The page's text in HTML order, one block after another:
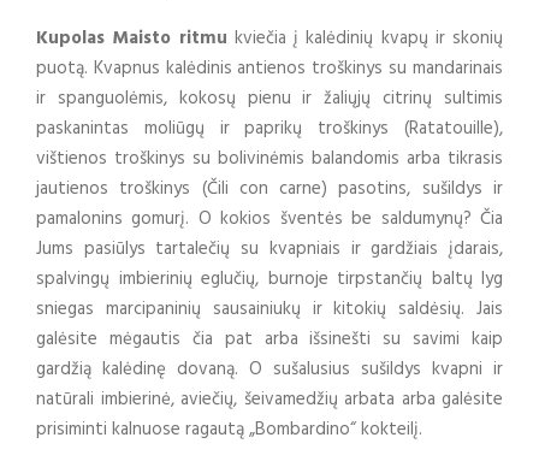
Kupolas Maisto ritmu kviečia į kalėdinių kvapų ir skonių
puotą. Kvapnus kalėdinis antienos troškinys su mandarinais
ir spanguolėmis, kokosų pienu ir žaliųjų citrinų sultimis
paskanintas moliūgų ir paprikų troškinys (Ratatouille),
vištienos troškinys su bolivinėmis balandomis arba tikrasis
jautienos troškinys (Čili con carne) pasotins, sušildys ir
pamalonins gomurį. O kokios šventės be saldumynų? Čia
Jums pasiūlys tartalečių su kvapniais ir gardžiais įdarais,
spalvingų imbierinių eglučių, burnoje tirpstančių baltų lyg
sniegas marcipaninių sausainiukų ir kitokių saldėsių. Jais
galėsite mėgautis čia pat arba išsinešti su savimi kaip
gardžią kalėdinę dovaną. O sušalusius sušildys kvapni ir
natūrali imbierinė, aviečių, šeivamedžių arbata arba galėsite
prisiminti kalnuose ragautą „Bombardino“ kokteilį.